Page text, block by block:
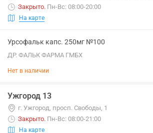
Закрыто. Пн-Вс: 08:00-20:00
На карте
Урсофальк капс. 250мг №100
ДР. ФАЛЬК ФАРМА ГМБХ
Нет в наличии
Ужгород 13
г. Ужгород, просп. Свободы, 1
Закрыто. Пн-Вс: 08:00-21:00
На карте